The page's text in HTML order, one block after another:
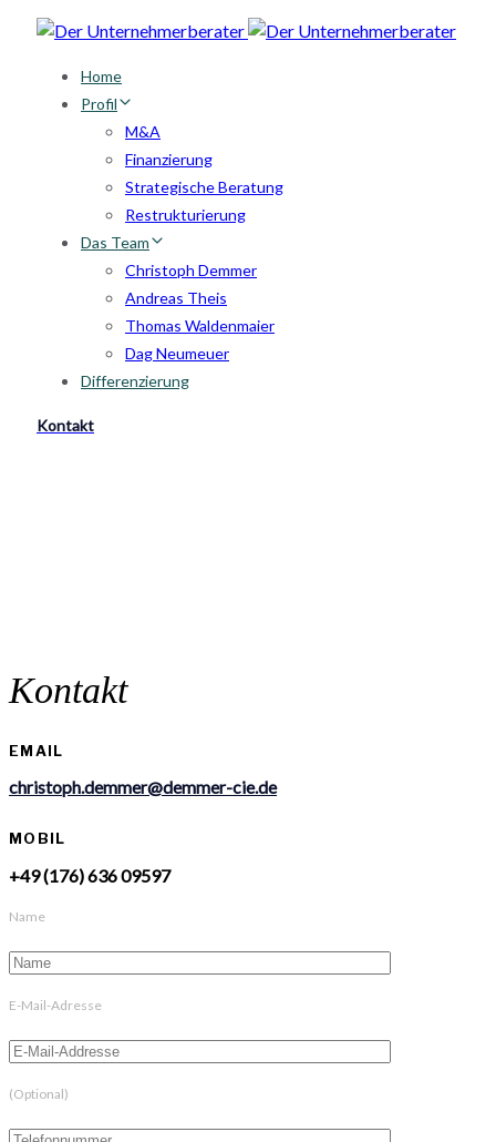
Skip
Skip
primary
navigation
Home
Profil
M&A
Finanzierung
Strategische Beratung
Restrukturierung
Das Team
Christoph Demmer
Andreas Theis
Thomas Waldenmaier
Dag Neumeuer
Differenzierung
Kontakt
Kontakt
EMAIL
christoph.demmer@demmer-cie.de
MOBIL
+49 (176) 636 09597
Name
E-Mail-Adresse
(Optional)